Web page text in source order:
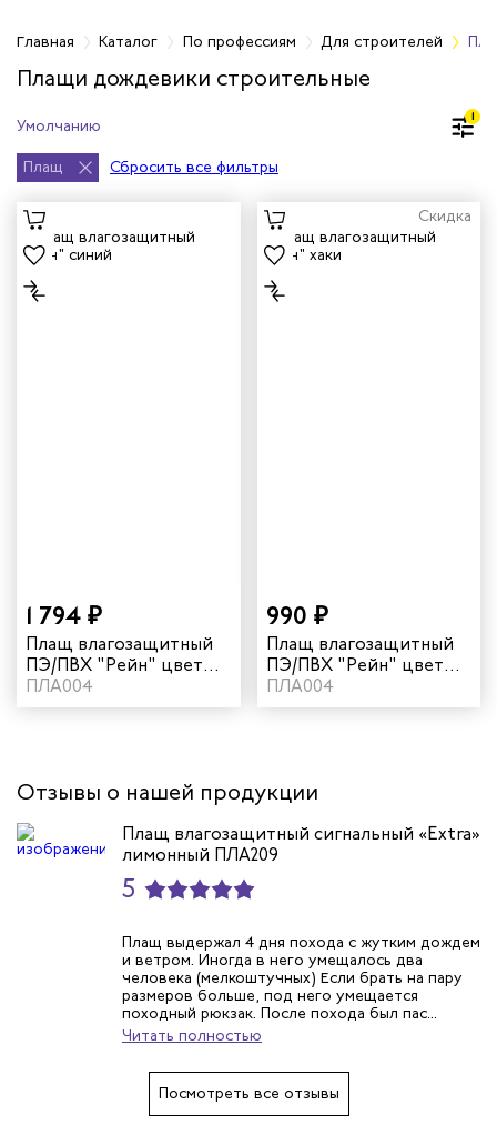
помощи
Главная Каталог По профессиям Для строителей
Плащи дождевики строительные
1
Плащ Сбросить все фильтры
1 794 ₽
Плащ влагозащитный
ПЭ/ПВХ "Рейн" цвет
синий
ПЛА004
Скидка
990 ₽
Плащ влагозащитный
ПЭ/ПВХ "Рейн" цвет
хаки
ПЛА004
Отзывы о нашей продукции
Плащ влагозащитный сигнальный «Extra»
лимонный ПЛА209
5
Плащ выдержал 4 дня похода с жутким дождем
и ветром. Иногда в него умещалось два
человека (мелкоштучных) Если брать на пару
размеров больше, под него умещается
походный рюкзак. После похода был пас...
Читать полностью
Посмотреть все отзывы